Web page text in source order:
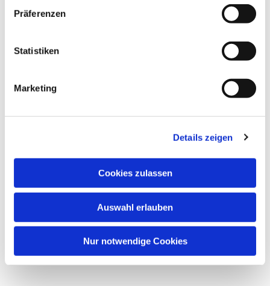
Präferenzen
Statistiken
Marketing
Details zeigen
Cookies zulassen
Auswahl erlauben
Nur notwendige Cookies